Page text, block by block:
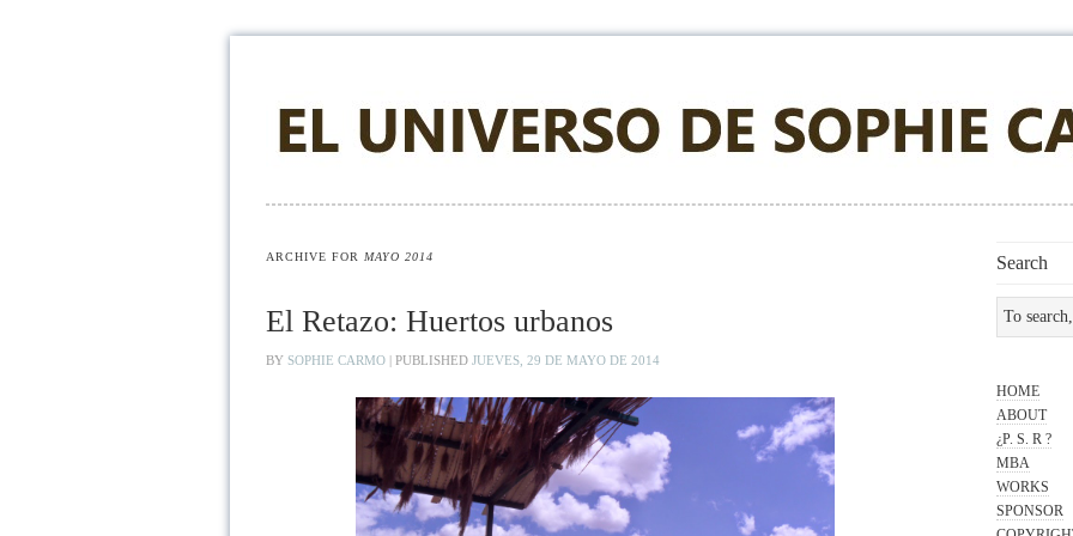
ARCHIVE FOR MAYO 2014
El Retazo: Huertos urbanos
BY SOPHIE CARMO | PUBLISHED JUEVES, 29 DE MAYO DE 2014
Search
HOME
ABOUT
¿P. S. R ?
MBA
WORKS
SPONSOR